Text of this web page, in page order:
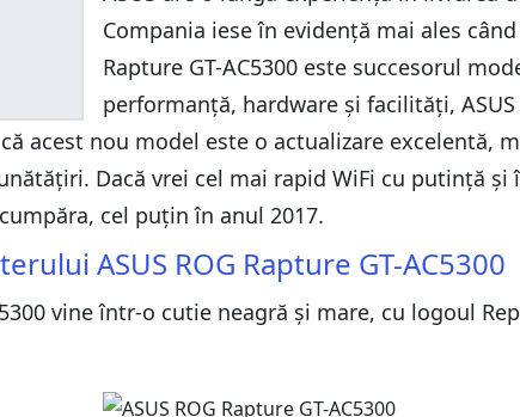
Compania iese în evidență mai ales
Rapture GT-AC5300 este succesorul
performanță, hardware și facilități,
acest nou model este o actualizare excelentă,
Dacă vrei cel mai rapid WiFi cu putință și
cel puțin în anul 2017.
ASUS ROG Rapture GT-AC5300
vine într-o cutie neagră și mare, cu logoul